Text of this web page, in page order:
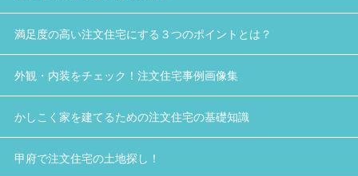
満足度の高い注文住宅にする３つのポイントとは？
外観・内装をチェック！注文住宅事例画像集
かしこく家を建てるための注文住宅の基礎知識
甲府で注文住宅の土地探し！